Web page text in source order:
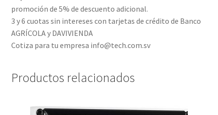
promoción de 5% de descuento adicional.
3 y 6 cuotas sin intereses con tarjetas de crédito de Banco
AGRÍCOLA y DAVIVIENDA
Cotiza para tu empresa info@tech.com.sv
Productos relacionados